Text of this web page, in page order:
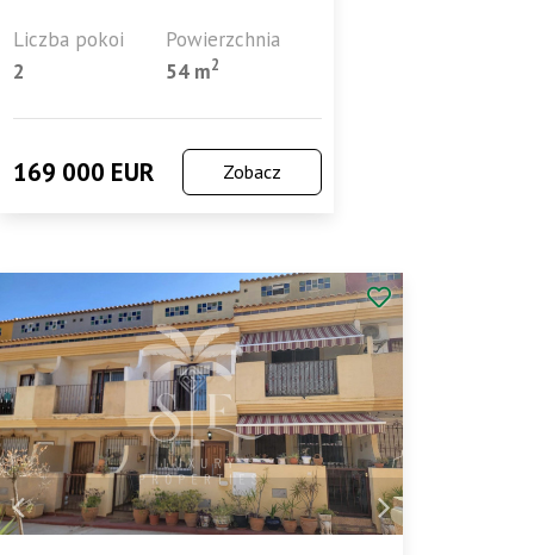
Liczba pokoi
2
Powierzchnia
54 m2
169 000 EUR Zobacz